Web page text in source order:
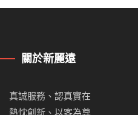
關於新麗遠
真誠服務、認真實在
熱忱創新、以客為尊